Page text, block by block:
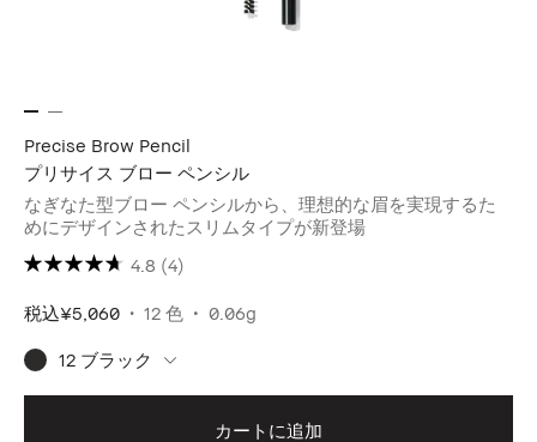
Precise Brow Pencil
プリサイス ブロー ペンシル
なぎなた型ブロー ペンシルから、理想的な眉を実現するた
めにデザインされたスリムタイプが新登場
4.8 (4)
税込¥5,060 12 色 0.06g
12 ブラック
カートに追加